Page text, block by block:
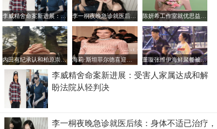
李威精舍命案新进展：受害人家属达成和解 盼法院从轻判决 李一桐夜晚急诊就医后续：身体不适已治疗，剧组取消拍摄助休养 陈妍希工作室就优思益代言致歉：全额退赔不推诿，曾舜晞也发声
内田有纪承认和柏原崇结婚 晒两人牵手照幸福甜蜜 海莉·斯坦菲尔德喜迎爱女：小公主诞生，幸福满溢！ 董璇张维伊海鲜聚餐被拍 蹲地互动萌娃展现暖心日常
李威精舍命案新进展：受害人家属达成和解
盼法院从轻判决
李一桐夜晚急诊就医后续：身体不适已治疗，